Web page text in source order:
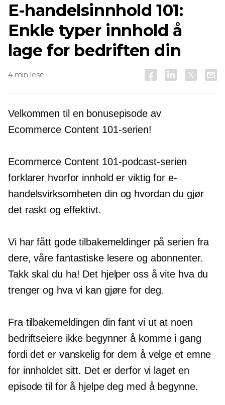
E-handelsinnhold 101:
Enkle typer innhold å
lage for bedriften din
4 min lese
Velkommen til en bonusepisode av
Ecommerce Content 101-serien!
Ecommerce Content 101-podcast-serien
forklarer hvorfor innhold er viktig for e-
handelsvirksomheten din og hvordan du gjør
det raskt og effektivt.
Vi har fått gode tilbakemeldinger på serien fra
dere, våre fantastiske lesere og abonnenter.
Takk skal du ha! Det hjelper oss å vite hva du
trenger og hva vi kan gjøre for deg.
Fra tilbakemeldingen din fant vi ut at noen
bedriftseiere ikke begynner å komme i gang
fordi det er vanskelig for dem å velge et emne
for innholdet sitt. Det er derfor vi laget en
episode til for å hjelpe deg med å begynne.